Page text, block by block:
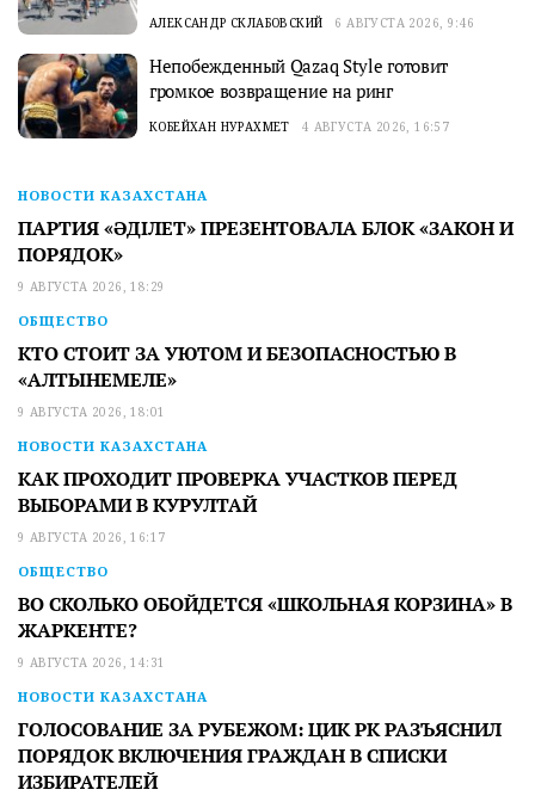
АЛЕКСАНДР СКЛАБОВСКИЙ 6 АВГУСТА 2026, 9:46
Непобежденный Qazaq Style готовит
громкое возвращение на ринг
КОБЕЙХАН НУРАХМЕТ 4 АВГУСТА 2026, 16:57
НОВОСТИ КАЗАХСТАНА
ПАРТИЯ «ӘДІЛЕТ» ПРЕЗЕНТОВАЛА БЛОК «ЗАКОН И
ПОРЯДОК»
9 АВГУСТА 2026, 18:29
ОБЩЕСТВО
КТО СТОИТ ЗА УЮТОМ И БЕЗОПАСНОСТЬЮ В
«АЛТЫНЕМЕЛЕ»
9 АВГУСТА 2026, 18:01
НОВОСТИ КАЗАХСТАНА
КАК ПРОХОДИТ ПРОВЕРКА УЧАСТКОВ ПЕРЕД
ВЫБОРАМИ В КУРУЛТАЙ
9 АВГУСТА 2026, 16:17
ОБЩЕСТВО
ВО СКОЛЬКО ОБОЙДЕТСЯ «ШКОЛЬНАЯ КОРЗИНА» В
ЖАРКЕНТЕ?
9 АВГУСТА 2026, 14:31
НОВОСТИ КАЗАХСТАНА
ГОЛОСОВАНИЕ ЗА РУБЕЖОМ: ЦИК РК РАЗЪЯСНИЛ
ПОРЯДОК ВКЛЮЧЕНИЯ ГРАЖДАН В СПИСКИ
ИЗБИРАТЕЛЕЙ